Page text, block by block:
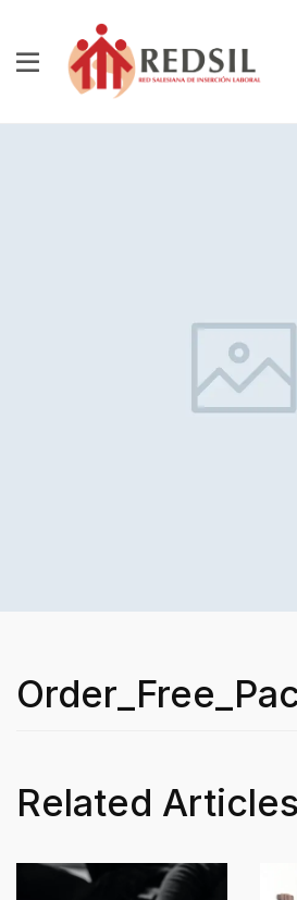
Related Articles